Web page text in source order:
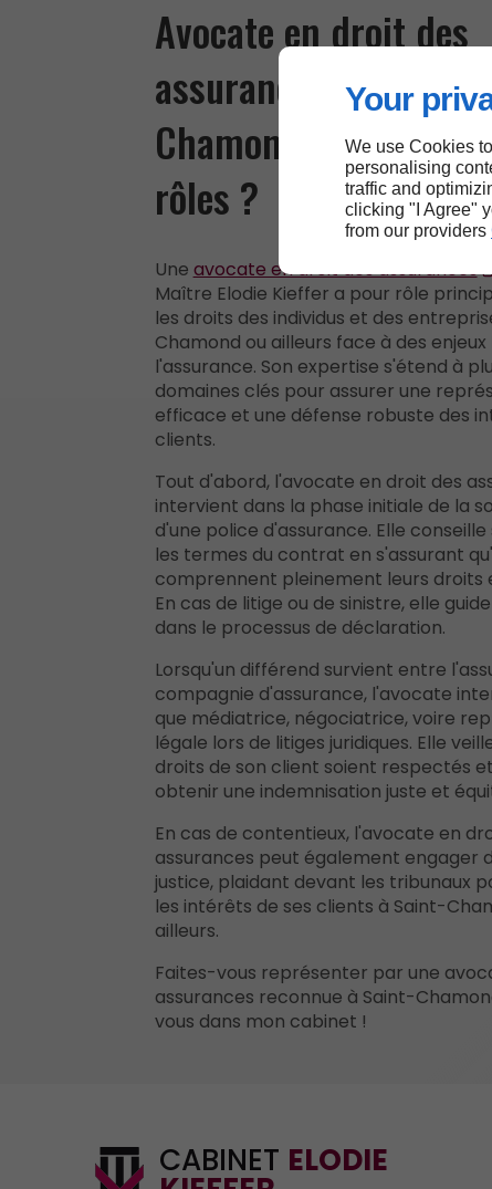
Your
We use Cookies
personalising
traffic and
clicking "I Agree"
from our providers
Avocate en droit des
assurances près de
Chamond : quels
rôles ?
Une avocate en droit des assurances
Maître Elodie Kieffer a pour rôle
les droits des individus et des
Chamond ou ailleurs face à des enjeux
l'assurance. Son expertise s'étend à
domaines clés pour assurer une
efficace et une défense robuste des
clients.
Tout d'abord, l'avocate en droit des
intervient dans la phase initiale de la
d'une police d'assurance. Elle
les termes du contrat en s'assurant
comprennent pleinement leurs droits
En cas de litige ou de sinistre, elle
dans le processus de déclaration.
Lorsqu'un différend survient entre
compagnie d'assurance, l'avocate
que médiatrice, négociatrice, voire
légale lors de litiges juridiques. Elle
droits de son client soient respectés
obtenir une indemnisation juste et
En cas de contentieux, l'avocate en
assurances peut également engager
justice, plaidant devant les tribunaux
les intérêts de ses clients à Saint-
ailleurs.
Faites-vous représenter par une
assurances reconnue à Saint-
vous dans mon cabinet !
CABINET ELODIE